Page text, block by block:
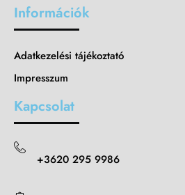
Információk
Adatkezelési tájékoztató
Impresszum
Kapcsolat
+3620 295 9986